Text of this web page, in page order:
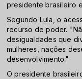
presidente brasileiro
Segundo Lula, o
recurso de poder.
desigualdades que
mulheres, nações
desenvolvimento."
O presidente